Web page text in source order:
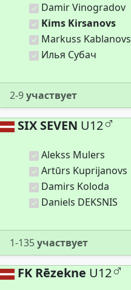
Damir Vinogradov
Kims Kirsanovs
Markuss Kablanovs
Илья Субач
2-9участвует
SIX SEVEN U12
Alekss Mulers
Artūrs Kuprijanovs
Damirs Koloda
Daniels DEKSNIS
1-135участвует
FK Rēzekne U12